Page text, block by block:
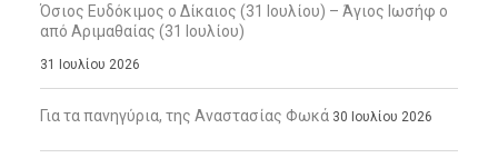
Όσιος Ευδόκιμος ο Δίκαιος (31 Ιουλίου) – Άγιος Ιωσήφ ο
από Αριμαθαίας (31 Ιουλίου)
31 Ιουλίου 2026
Για τα πανηγύρια, της Αναστασίας Φωκά 30 Ιουλίου 2026